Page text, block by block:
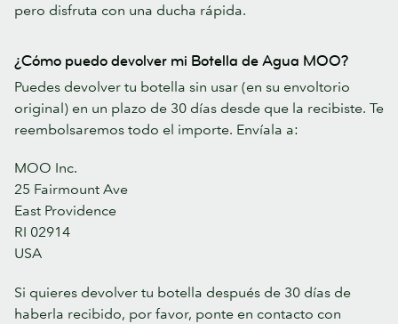
pero disfruta con una ducha rápida.
¿Cómo puedo devolver mi Botella de Agua MOO?
Puedes devolver tu botella sin usar (en su envoltorio
original) en un plazo de 30 días desde que la recibiste. Te
reembolsaremos todo el importe. Envíala a:
MOO Inc.
25 Fairmount Ave
East Providence
RI 02914
USA
Si quieres devolver tu botella después de 30 días de
haberla recibido, por favor, ponte en contacto con